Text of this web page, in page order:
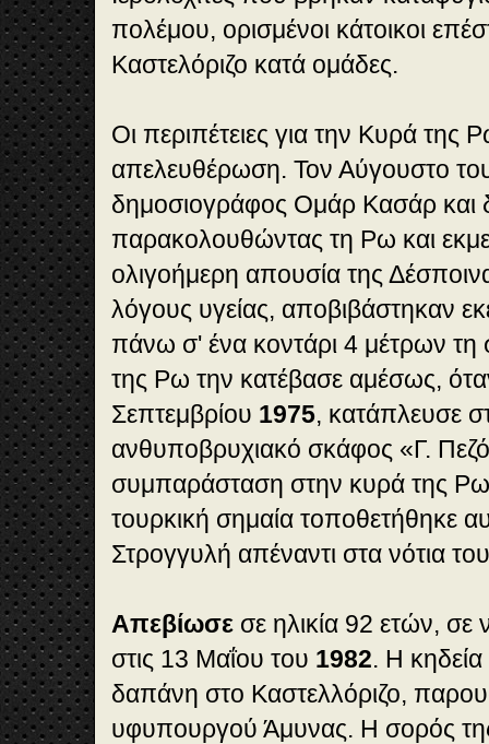
πολέμου, ορισμένοι κάτοικοι
Καστελόριζο κατά ομάδες.
Οι περιπέτειες για την Κυρά της
απελευθέρωση. Τον Αύγουστο
δημοσιογράφος Ομάρ Κασάρ και
παρακολουθώντας τη Ρω και
ολιγοήμερη απουσία της
λόγους υγείας, αποβιβάστηκαν
πάνω σ' ένα κοντάρι 4 μέτρων
της Ρω την κατέβασε αμέσως,
Σεπτεμβρίου 1975, κατάπλευσε
ανθυποβρυχιακό σκάφος «Γ.
συμπαράσταση στην κυρά της
τουρκική σημαία τοποθετήθηκε
Στρογγυλή απέναντι στα νότια
Απεβίωσε σε ηλικία 92 ετών,
στις 13 Μαΐου του 1982. Η κηδεία
δαπάνη στο Καστελλόριζο,
υφυπουργού Άμυνας. Η σορός